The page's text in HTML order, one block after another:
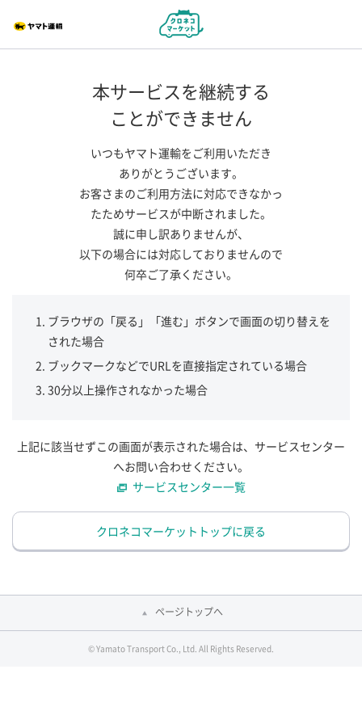
本サービスを継続する
ことができません
いつもヤマト運輸をご利用いただき
ありがとうございます。
お客さまのご利用方法に対応できなかっ
たためサービスが中断されました。
誠に申し訳ありませんが、
以下の場合には対応しておりませんので
何卒ご了承ください。
ブラウザの「戻る」「進む」ボタンで画面の切り替えを
された場合
ブックマークなどでURLを直接指定されている場合
30分以上操作されなかった場合
上記に該当せずこの画面が表示された場合は、サービスセンター
へお問い合わせください。
サービスセンター一覧
クロネコマーケットトップに戻る
ページトップへ
© Yamato Transport Co., Ltd. All Rights Reserved.